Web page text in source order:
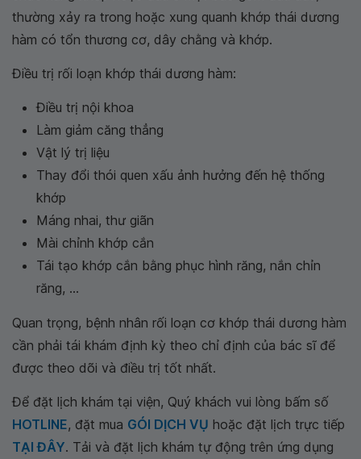
thường xảy ra trong hoặc xung quanh khớp thái dương
hàm có tổn thương cơ, dây chằng và khớp.
Điều trị rối loạn khớp thái dương hàm:
Điều trị nội khoa
Làm giảm căng thẳng
Vật lý trị liệu
Thay đổi thói quen xấu ảnh hưởng đến hệ thống
khớp
Máng nhai, thư giãn
Mài chỉnh khớp cắn
Tái tạo khớp cắn bằng phục hình răng, nắn chỉn
răng, ...
Quan trọng, bệnh nhân rối loạn cơ khớp thái dương hàm
cần phải tái khám định kỳ theo chỉ định của bác sĩ để
được theo dõi và điều trị tốt nhất.
Để đặt lịch khám tại viện, Quý khách vui lòng bấm số
HOTLINE, đặt mua GÓI DỊCH VỤ hoặc đặt lịch trực tiếp
TẠI ĐÂY. Tải và đặt lịch khám tự động trên ứng dụng